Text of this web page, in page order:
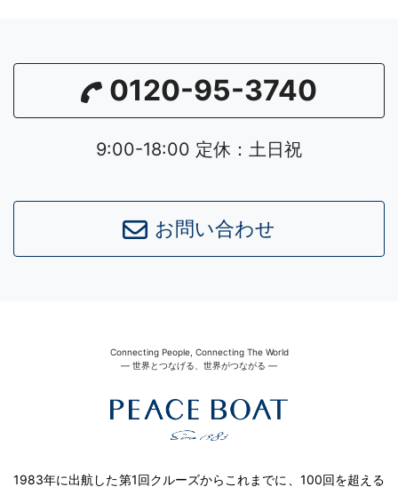
0120-95-3740
9:00-18:00 定休：土日祝
お問い合わせ
Connecting People, Connecting The World
― 世界とつなげる、世界がつながる ―
1983年に出航した第1回クルーズからこれまでに、100回を超える